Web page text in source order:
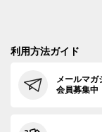
利用方法ガイド
メールマガ
会員募集中